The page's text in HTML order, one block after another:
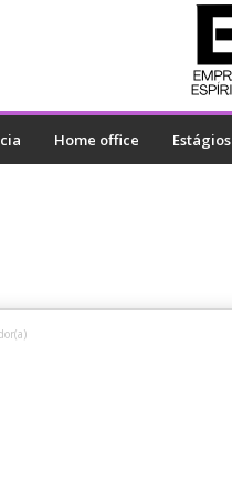
Home office Estágios